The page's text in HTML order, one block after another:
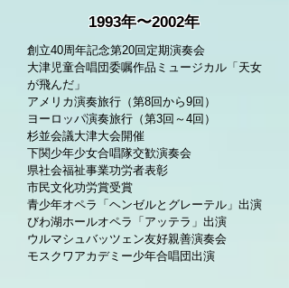
1993年〜2002年
創立40周年記念第20回定期演奏会
大津児童合唱団委嘱作品ミュージカル「天女
が飛んだ」
アメリカ演奏旅行（第8回から9回）
ヨーロッパ演奏旅行（第3回～4回）
杉並会議大津大会開催
下関少年少女合唱隊交歓演奏会
県社会福祉事業功労者表彰
市民文化功労賞受賞
青少年オペラ「ヘンゼルとグレーテル」出演
びわ湖ホールオペラ「アッテラ」出演
ウルマシュバッツェン友好親善演奏会
モスクワアカデミー少年合唱団出演